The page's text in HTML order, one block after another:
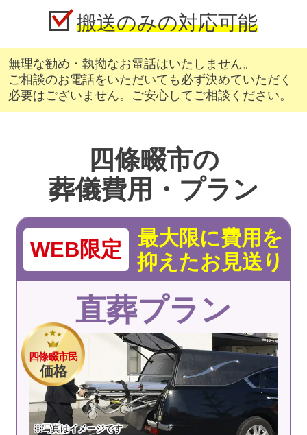
搬送のみの対応可能
無理な勧め・執拗なお電話はいたしません。
ご相談のお電話をいただいても必ず決めていただく
必要はございません。ご安心してご相談ください。
四條畷市の
葬儀費用・プラン
四條畷市民
価格
※写真はイメージです
WEB限定
最大限に費用を
抑えたお見送り
直葬プラン